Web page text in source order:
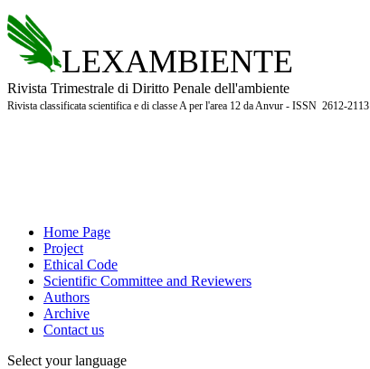
LEXAMBIENTE
Rivista Trimestrale di Diritto Penale dell'ambiente
Rivista classificata scientifica e di classe A per l'area 12 da Anvur - ISSN 2612-2113
Home Page
Project
Ethical Code
Scientific Committee and Reviewers
Authors
Archive
Contact us
Select your language